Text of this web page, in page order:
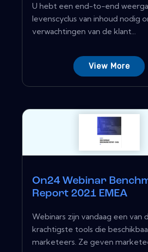
U hebt een end-to-end
levenscyclus van inhoud nodig
verwachtingen van de klant...
View More
On24 Webinar
Report 2021 EMEA
Webinars zijn vandaag een van
krachtigste tools die
marketeers. Ze geven